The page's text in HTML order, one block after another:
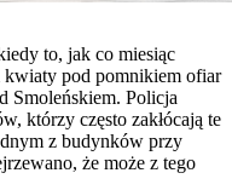
to, jak co miesiąc
kwiaty pod pomnikiem ofiar
Smoleńskiem. Policja
którzy często zakłócają te
z budynków przy
że może z tego